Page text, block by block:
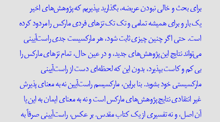
برای بحث و خالی نبودن عریضه، بگذارید بپذیریم که پژوهش‌های اخیر
یک بار و برای همیشه تمامی و تک تک تزهای فردی مارکس را مردود کرده
است. حتی اگر چنین چیزی ثابت شود، هر مارکسیست جدی راست‌آیینی
می‌تواند نتایج این پژوهش‌های جدید، و در عین حال، تمام تزهای مارکس را
بی کم و کاست بپذیرد، بدون این که لحظه‌ای دست از راست‌آیینی
مارکسیستی خود بشوید. بنا براین، مارکسیسم راست‌آیین نه به معنای پذیرش
غیر انتقادی نتایج پژوهش‌های مارکس است و نه به معنای ایمان به این یا
آن اصل، و نه تفسیری از یک کتاب مقدس. بر عکس، راست‌آیینی صرفاً به